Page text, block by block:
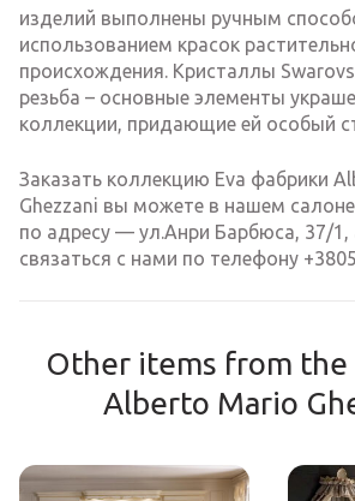
изделий выполнены ручным
использованием красок
происхождения. Кристаллы
резьба – основные элементы
коллекции, придающие ей особый
Заказать коллекцию Eva фабрики
Ghezzani вы можете в нашем
по адресу — ул.Анри Барбюса, 37/1,
связаться с нами по телефону
Other items from the
Alberto Mario